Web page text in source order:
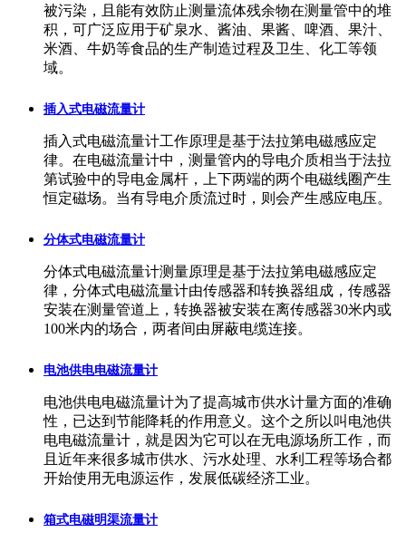
被污染，且能有效防止测量流体残余物在测量管中的堆
积，可广泛应用于矿泉水、酱油、果酱、啤酒、果汁、
米酒、牛奶等食品的生产制造过程及卫生、化工等领
域。
插入式电磁流量计
插入式电磁流量计工作原理是基于法拉第电磁感应定
律。在电磁流量计中，测量管内的导电介质相当于法拉
第试验中的导电金属杆，上下两端的两个电磁线圈产生
恒定磁场。当有导电介质流过时，则会产生感应电压。
分体式电磁流量计
分体式电磁流量计测量原理是基于法拉第电磁感应定
律，分体式电磁流量计由传感器和转换器组成，传感器
安装在测量管道上，转换器被安装在离传感器30米内或
100米内的场合，两者间由屏蔽电缆连接。
电池供电电磁流量计
电池供电电磁流量计为了提高城市供水计量方面的准确
性，已达到节能降耗的作用意义。这个之所以叫电池供
电电磁流量计，就是因为它可以在无电源场所工作，而
且近年来很多城市供水、污水处理、水利工程等场合都
开始使用无电源运作，发展低碳经济工业。
箱式电磁明渠流量计